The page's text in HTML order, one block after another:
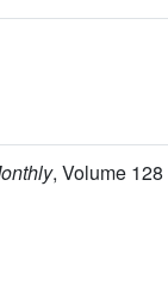
, Volume 128